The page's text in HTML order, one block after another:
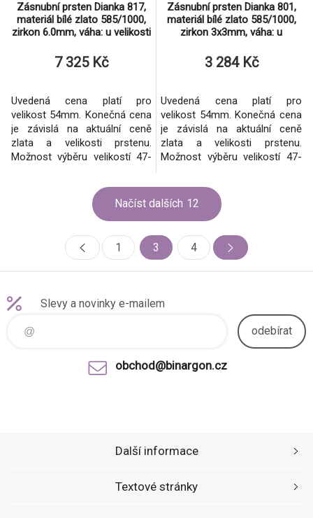
Zásnubní prsten Dianka 817,
materiál bílé zlato 585/1000,
zirkon 6.0mm, váha: u velikosti
7 325 Kč
Uvedená cena platí pro
velikost 54mm. Konečná cena
je závislá na aktuální ceně
zlata a velikosti prstenu.
Možnost výběru velikostí 47-
Zásnubní prsten Dianka 801,
materiál bílé zlato 585/1000,
zirkon 3x3mm, váha: u
3 284 Kč
Uvedená cena platí pro
velikost 54mm. Konečná cena
je závislá na aktuální ceně
zlata a velikosti prstenu.
Možnost výběru velikostí 47-
zlata.
Načíst dalších 12
1 3 4
Slevy a novinky e-mailem
odebírat
obchod@binargon.cz
Další informace
Textové stránky